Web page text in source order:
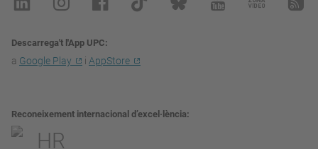
Descarrega't l'App UPC
a Google Play i AppStore
Reconeixement internacional d’excel·lència